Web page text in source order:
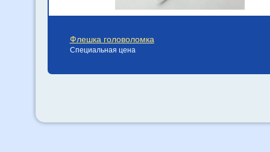
Флешка головоломка
Специальная цена